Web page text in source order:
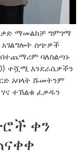
ማመልከቻ ግምገማ
አገልግሎት ሰጭዎች
ባለስልጣኑ
ተሿሚ እንደራሴዎችን
አባላት ሹመትንም
ሃና ተኸልቁ ፈቃዱን
ቀን